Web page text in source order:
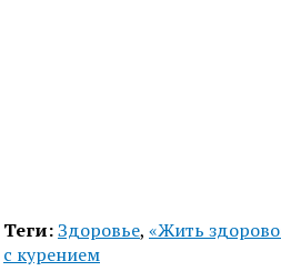
Теги:Здоровье, «Жить
с курением